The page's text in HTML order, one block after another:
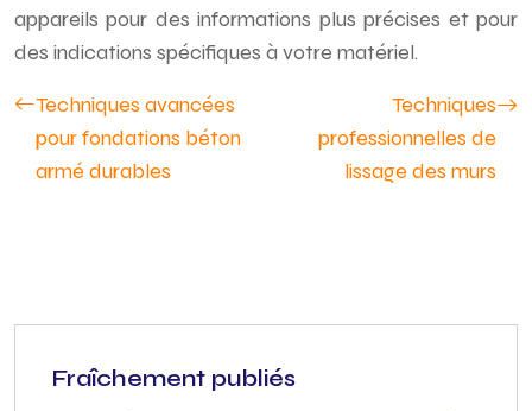
appareils pour des informations plus précises et pour
des indications spécifiques à votre matériel.
Techniques avancées
pour fondations béton
armé durables
Techniques
professionnelles de
lissage des murs
Fraîchement publiés